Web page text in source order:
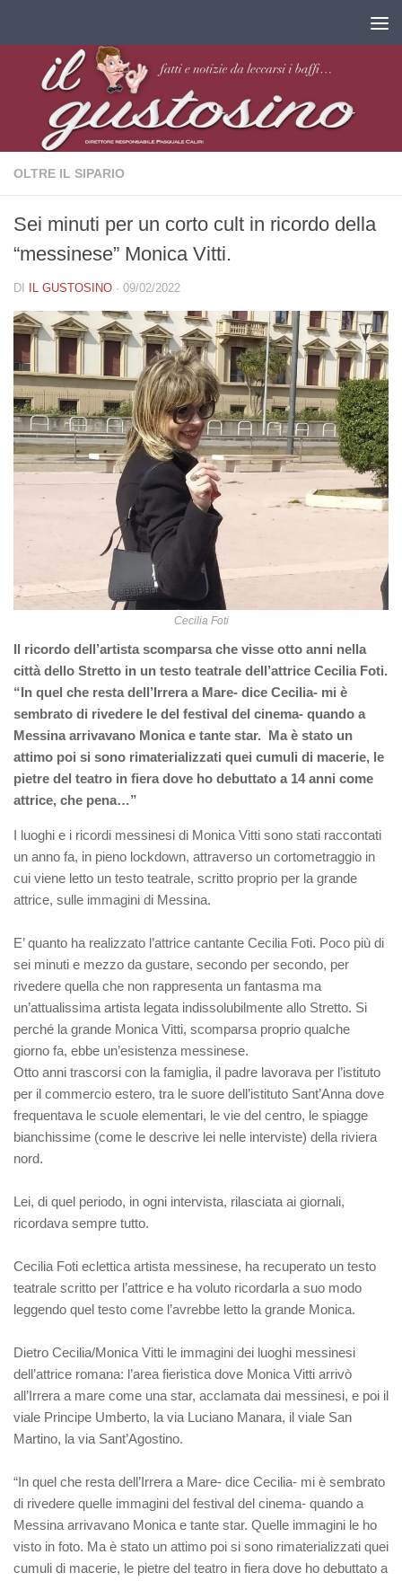
OLTRE IL SIPARIO
Sei minuti per un corto cult in ricordo della
“messinese” Monica Vitti.
DI IL GUSTOSINO · 09/02/2022
Cecilia Foti
Il ricordo dell’artista scomparsa che visse otto anni nella
città dello Stretto in un testo teatrale dell’attrice Cecilia Foti.
“In quel che resta dell’Irrera a Mare- dice Cecilia- mi è
sembrato di rivedere le del festival del cinema- quando a
Messina arrivavano Monica e tante star. Ma è stato un
attimo poi si sono rimaterializzati quei cumuli di macerie, le
pietre del teatro in fiera dove ho debuttato a 14 anni come
attrice, che pena…”
I luoghi e i ricordi messinesi di Monica Vitti sono stati raccontati
un anno fa, in pieno lockdown, attraverso un cortometraggio in
cui viene letto un testo teatrale, scritto proprio per la grande
attrice, sulle immagini di Messina.
E’ quanto ha realizzato l’attrice cantante Cecilia Foti. Poco più di
sei minuti e mezzo da gustare, secondo per secondo, per
rivedere quella che non rappresenta un fantasma ma
un’attualissima artista legata indissolubilmente allo Stretto. Si
perché la grande Monica Vitti, scomparsa proprio qualche
giorno fa, ebbe un’esistenza messinese.
Otto anni trascorsi con la famiglia, il padre lavorava per l’istituto
per il commercio estero, tra le suore dell’istituto Sant’Anna dove
frequentava le scuole elementari, le vie del centro, le spiagge
bianchissime (come le descrive lei nelle interviste) della riviera
nord.
Lei, di quel periodo, in ogni intervista, rilasciata ai giornali,
ricordava sempre tutto.
Cecilia Foti eclettica artista messinese, ha recuperato un testo
teatrale scritto per l’attrice e ha voluto ricordarla a suo modo
leggendo quel testo come l’avrebbe letto la grande Monica.
Dietro Cecilia/Monica Vitti le immagini dei luoghi messinesi
dell’attrice romana: l’area fieristica dove Monica Vitti arrivò
all’Irrera a mare come una star, acclamata dai messinesi, e poi il
viale Principe Umberto, la via Luciano Manara, il viale San
Martino, la via Sant’Agostino.
“In quel che resta dell’Irrera a Mare- dice Cecilia- mi è sembrato
di rivedere quelle immagini del festival del cinema- quando a
Messina arrivavano Monica e tante star. Quelle immagini le ho
visto in foto. Ma è stato un attimo poi si sono rimaterializzati quei
cumuli di macerie, le pietre del teatro in fiera dove ho debuttato a